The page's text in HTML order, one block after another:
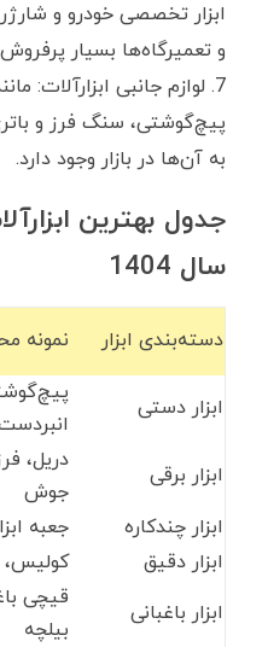
ابزار تخصصی خودرو و شارژر
و تعمیرگاه‌ها بسیار
لوازم جانبی ابزارآلات:
پیچ‌گوشتی، سنگ فرز و
به آن‌ها در بازار وجود دارد.
جدول بهترین
سال 1404
دسته‌بندی ابزار نمونه
ابزار دستی
ابزار برقی
دریل،
جوش
ابزار چندکاره
جعبه
ابزار دقیق
کولیس،
ابزار باغبانی
قیچی
بیلچه